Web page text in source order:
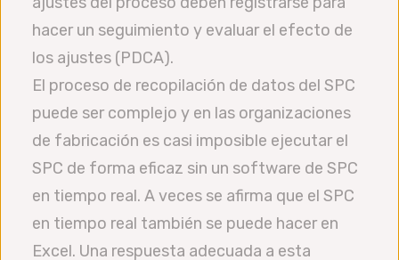
hacer un seguimiento y evaluar el efecto de
los ajustes (PDCA).
El proceso de recopilación de datos del SPC
puede ser complejo y en las organizaciones
de fabricación es casi imposible ejecutar el
SPC de forma eficaz sin un software de SPC
en tiempo real. A veces se afirma que el SPC
en tiempo real también se puede hacer en
Excel. Una respuesta adecuada a esta